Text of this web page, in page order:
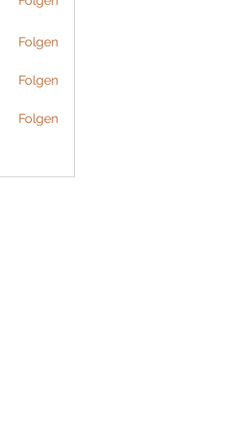
Folgen
Folgen
Folgen